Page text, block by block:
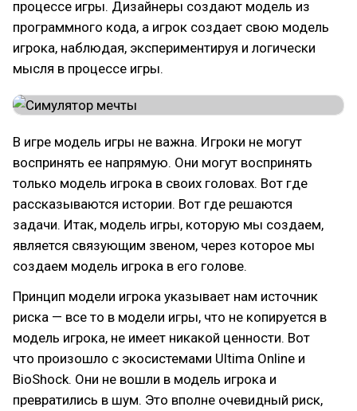
процессе игры. Дизайнеры создают модель из
программного кода, а игрок создает свою модель
игрока, наблюдая, экспериментируя и логически
мысля в процессе игры.
В игре модель игры не важна. Игроки не могут
воспринять ее напрямую. Они могут воспринять
только модель игрока в своих головах. Вот где
рассказываются истории. Вот где решаются
задачи. Итак, модель игры, которую мы создаем,
является связующим звеном, через которое мы
создаем модель игрока в его голове.
Принцип модели игрока указывает нам источник
риска — все то в модели игры, что не копируется в
модель игрока, не имеет никакой ценности. Вот
что произошло с экосистемами Ultima Online и
BioShock. Они не вошли в модель игрока и
превратились в шум. Это вполне очевидный риск,